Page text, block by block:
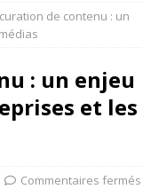
de contenu : un
: un enjeu
et les
Commentaires fermés